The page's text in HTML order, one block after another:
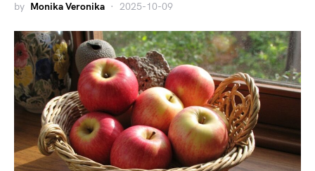
by Monika Veronika 2025-10-09